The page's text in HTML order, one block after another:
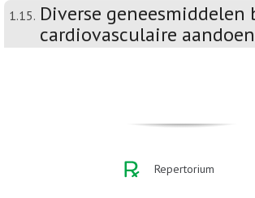
1.15. Diverse geneesmiddelen
cardiovasculaire
Repertorium